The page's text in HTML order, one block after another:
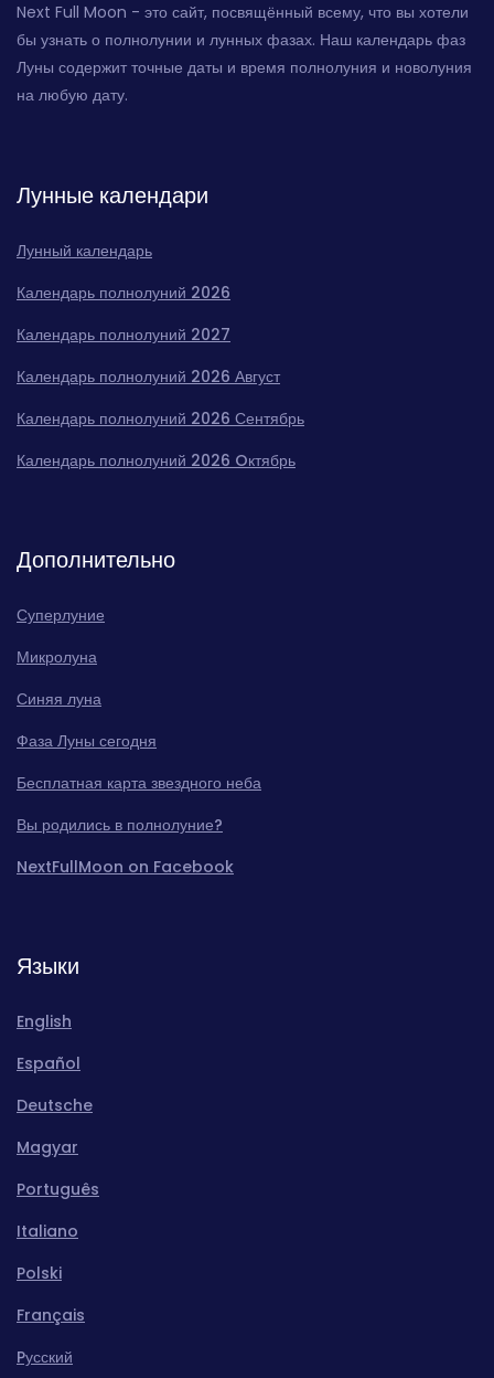
Next Full Moon - это сайт, посвящённый всему, что вы хотели
бы узнать о полнолунии и лунных фазах. Наш календарь фаз
Луны содержит точные даты и время полнолуния и новолуния
на любую дату.
Лунные календари
Лунный календарь
Календарь полнолуний 2026
Календарь полнолуний 2027
Календарь полнолуний 2026 Август
Календарь полнолуний 2026 Сентябрь
Календарь полнолуний 2026 Oктябрь
Дополнительно
Суперлуние
Микролуна
Синяя луна
Фаза Луны сегодня
Бесплатная карта звездного неба
Вы родились в полнолуние?
NextFullMoon on Facebook
Языки
English
Español
Deutsche
Magyar
Português
Italiano
Polski
Français
Pусский